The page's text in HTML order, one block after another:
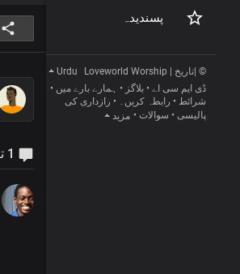
پسندیدہ
© |تاریخ | Loveworld Worship
Urdu
ڈی ایم سی اے • بلاگز • ہمارے بارے میں •
شرائط • رابطہ کریں۔ • رازداری کی
پالیسی • سوالات • مزید